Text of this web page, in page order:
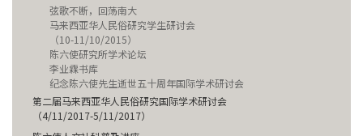
弦歌不断，回荡南大
马来西亚华人民俗研究学生研讨会
（10-11/10/2015）
陈六使研究所学术论坛
李业霖书库
纪念陈六使先生逝世五十周年国际学术研讨会
第二届马来西亚华人民俗研究国际学术研讨会
（4/11/2017-5/11/2017）